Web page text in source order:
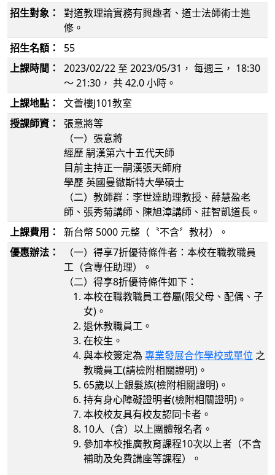
招生對象：
對道教理論實務有興趣者、道士法師術士進
修。
招生名額：
55
上課時間：
2023/02/22 至 2023/05/31 ， 每週三 ， 18:30
～21:30 ， 共42.0小時 。
上課地點：
文薈樓J101教室
授課師資：
張意將等
（一）張意將
經歷 嗣漢第六十五代天師
目前主持正一嗣漢張天師府
學歷 英國曼徹斯特大學碩士
（二）教師群：李世達助理教授、薛慧盈老
師、張秀菊講師、陳旭漳講師、莊智凱道長。
上課費用：
新台幣 5000 元整（〝不含〞教材）。
優惠辦法：
（一）得享7折優待條件者：本校在職教職員
工（含專任助理）。
（二）得享8折優待條件如下：
本校在職教職員工眷屬(限父母、配偶、子
女)。
退休教職員工。
在校生。
與本校簽定為 專業發展合作學校或單位 之
教職員工(請檢附相關證明)。
65歲以上銀髮族(檢附相關證明)。
持有身心障礙證明者(檢附相關證明)。
本校校友具有校友認同卡者。
10人（含）以上團體報名者。
參加本校推廣教育課程10次以上者（不含
補助及免費講座等課程）。